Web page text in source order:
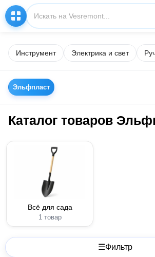
Инструмент Электрика и свет
Эльфпласт
Каталог товаров
Всё для сада
1 товар
☰Фильтр